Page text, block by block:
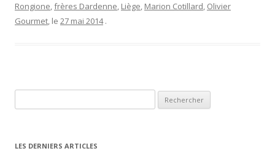
Rongione,frères Dardenne, Liège, Marion Cotillard, Olivier
Gourmet, le 27 mai 2014 .
LES DERNIERS ARTICLES